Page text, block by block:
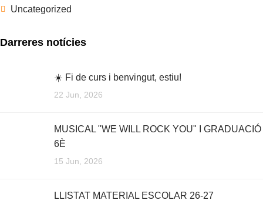
Uncategorized
Darreres notícies
☀️ Fi de curs i benvingut, estiu!
22 Jun, 2026
MUSICAL "WE WILL ROCK YOU" I GRADUACIÓ
6È
15 Jun, 2026
LLISTAT MATERIAL ESCOLAR 26-27